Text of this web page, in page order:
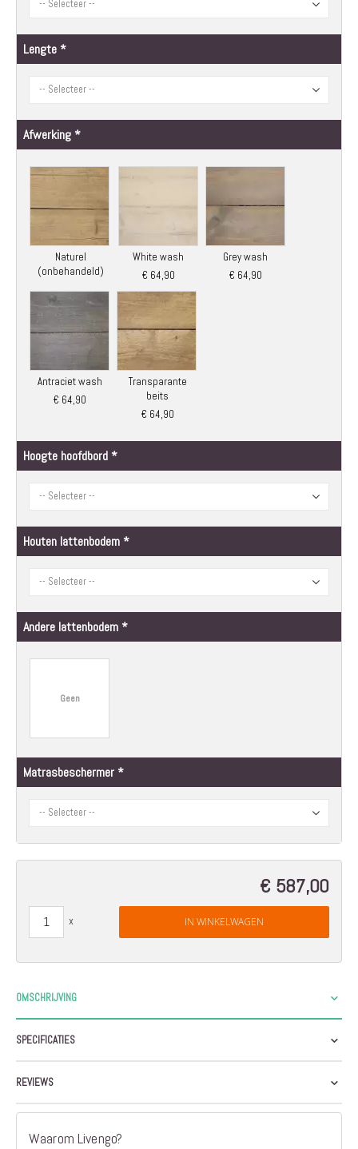
Lengte
Afwerking
Naturel
(onbehandeld)
White wash
€ 64,90
Grey wash
€ 64,90
Antraciet wash
€ 64,90
Transparante
beits
€ 64,90
Hoogte hoofdbord
Houten lattenbodem
Andere lattenbodem
Geen
Matrasbeschermer
€ 587,00
IN WINKELWAGEN
OMSCHRIJVING
SPECIFICATIES
REVIEWS
Waarom Livengo?